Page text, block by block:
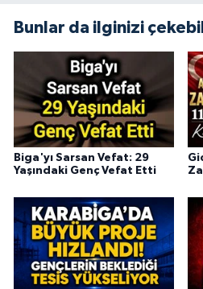
Bunlar da ilginizi
Biga'yı Sarsan Vefat: 29
Yaşındaki Genç Vefat Etti